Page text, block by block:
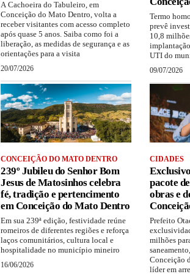
A Cachoeira do Tabuleiro, em
Conceição do Mato Dentro, volta a
receber visitantes com acesso completo
após quase 5 anos. Saiba como foi a
liberação, as medidas de segurança e as
orientações para a visita
20/07/2026
Termo
prevê
10,8
UTI do
09/07/2026
CONCEIÇÃO DO MATO DENTRO
239º Jubileu do Senhor Bom
Jesus de Matosinhos celebra
fé, tradição e pertencimento
em Conceição do Mato Dentro
Em sua 239ª edição, festividade reúne
romeiros de diferentes regiões e reforça
laços comunitários, cultura local e
hospitalidade no município mineiro
16/06/2026
CIDADES
pacote
obras e
Prefeito
milhões
Conceição
líder em